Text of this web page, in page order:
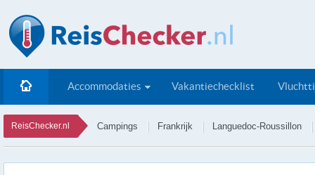
Accommodaties Vakantiechecklist
ReisChecker.nl Campings Frankrijk Languedoc-Roussillon